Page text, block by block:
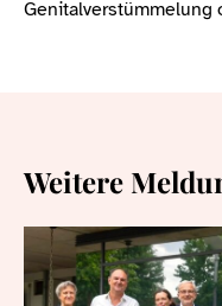
Genitalverstümmelung
Weitere